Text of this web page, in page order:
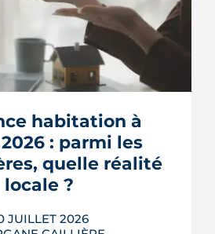
Mellinet devient un
treize hectares et
de logements, friche
hameau par
L'ARTICLE
habitation à
: parmi les
quelle réalité
locale ?
JUILLET 2026